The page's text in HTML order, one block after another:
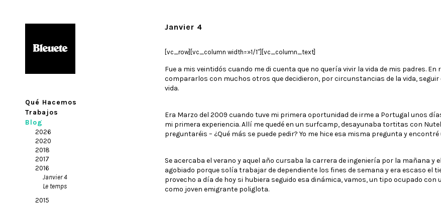
Qué Hacemos
Trabajos
Blog
2026
2020
2018
2017
2016
Janvier 4
Le temps
2015
Janvier 4
[vc_row][vc_column width=»1/1″][vc_column_text]
Fue a mis veintidós cuando me di cuenta que no quería vivir la vida de mis padres.
compararlos con muchos otros que decidieron, por circunstancias de la vida,
vida.
Era Marzo del 2009 cuando tuve mi primera oportunidad de irme a Portugal unos
mi primera experiencia. Allí me quedé en un surfcamp, desayunaba tortitas con
preguntaréis – ¿Qué más se puede pedir? Yo me hice esa misma pregunta y
Se acercaba el verano y aquel año cursaba la carrera de ingeniería por la mañana
agobiado porque solía trabajar de dependiente los fines de semana y era escaso el
provecho a día de hoy si hubiera seguido esa dinámica, vamos, un tipo ocupado
como joven emigrante poliglota.